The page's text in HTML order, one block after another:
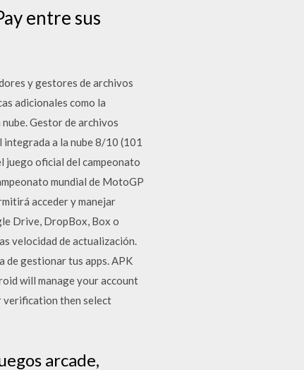
entre sus
y gestores de archivos
adicionales como la
Gestor de archivos
a la nube 8/10 (101
juego oficial del campeonato
mundial de MotoGP
acceder y manejar
Drive, DropBox, Box o
velocidad de actualización.
de gestionar tus apps. APK
will manage your account
verification then select
arcade,